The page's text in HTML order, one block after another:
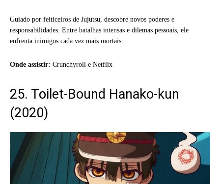
Guiado por feiticeiros de Jujutsu, descobre novos poderes e
responsabilidades. Entre batalhas intensas e dilemas pessoais, ele
enfrenta inimigos cada vez mais mortais.
Onde assistir: Crunchyroll e Netflix
25. Toilet-Bound Hanako-kun
(2020)